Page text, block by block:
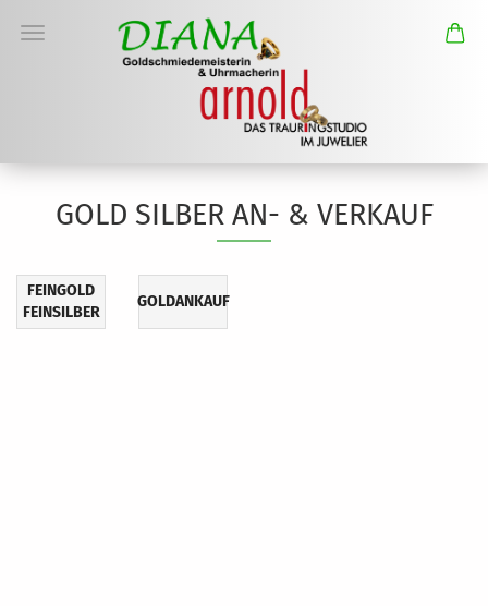
GOLD SILBER AN- & VERKAUF
FEINGOLD
FEINSILBER
GOLDANKAUF